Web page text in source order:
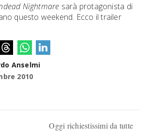
Nightmare sarà protagonista di
questo weekend. Ecco il trailer
Anselmi
2010
Oggi richiestissimi da tutte